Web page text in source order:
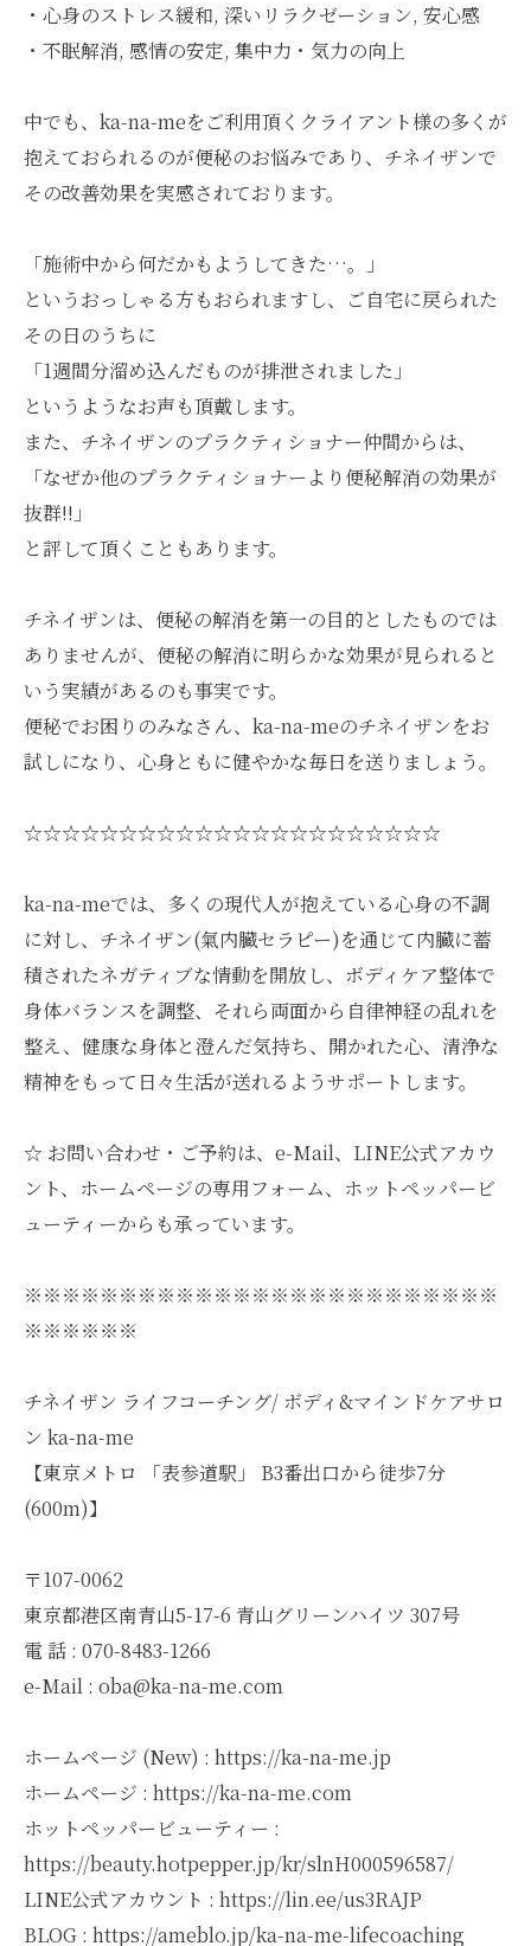
・心身のストレス緩和, 深いリラクゼーション, 安心感
・不眠解消, 感情の安定, 集中力・気力の向上
中でも、ka-na-meをご利用頂くクライアント様の多くが
抱えておられるのが便秘のお悩みであり、チネイザンで
その改善効果を実感されております。
「施術中から何だかもようしてきた…。」
というおっしゃる方もおられますし、ご自宅に戻られた
その日のうちに
「1週間分溜め込んだものが排泄されました」
というようなお声も頂戴します。
また、チネイザンのプラクティショナー仲間からは、
「なぜか他のプラクティショナーより便秘解消の効果が
抜群!!」
と評して頂くこともあります。
チネイザンは、便秘の解消を第一の目的としたものでは
ありませんが、便秘の解消に明らかな効果が見られると
いう実績があるのも事実です。
便秘でお困りのみなさん、ka-na-meのチネイザンをお
試しになり、心身ともに健やかな毎日を送りましょう。
☆☆☆☆☆☆☆☆☆☆☆☆☆☆☆☆☆☆☆☆☆☆
ka-na-meでは、多くの現代人が抱えている心身の不調
に対し、チネイザン(氣内臓セラピー)を通じて内臓に蓄
積されたネガティブな情動を開放し、ボディケア整体で
身体バランスを調整、それら両面から自律神経の乱れを
整え、健康な身体と澄んだ気持ち、開かれた心、清浄な
精神をもって日々生活が送れるようサポートします。
☆ お問い合わせ・ご予約は、e-Mail、LINE公式アカウ
ント、ホームページの専用フォーム、ホットペッパービ
ューティーからも承っています。
※※※※※※※※※※※※※※※※※※※※※※※※※
※※※※※※
チネイザン ライフコーチング/ ボディ&マインドケアサロ
ン ka-na-me
【東京メトロ 「表参道駅」 B3番出口から徒歩7分
(600m)】
〒107-0062
東京都港区南青山5-17-6 青山グリーンハイツ 307号
電 話 : 070-8483-1266
e-Mail : oba@ka-na-me.com
ホームページ (New) : https://ka-na-me.jp
ホームページ : https://ka-na-me.com
ホットペッパービューティー :
https://beauty.hotpepper.jp/kr/slnH000596587/
LINE公式アカウント : https://lin.ee/us3RAJP
BLOG : https://ameblo.jp/ka-na-me-lifecoaching